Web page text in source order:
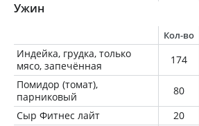
Ужин
Кол-во
Индейка, грудка, только
мясо, запечённая
174
Помидор (томат),
парниковый
80
Сыр Фитнес лайт
20